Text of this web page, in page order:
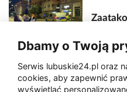
hali
Dbamy o Twoją
Serwis lubuskie24.pl oraz
cookies, aby zapewnić
wyświetlać